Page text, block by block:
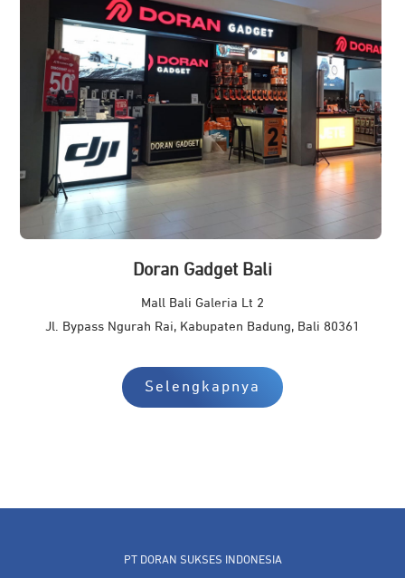
Doran Gadget Bali
Mall Bali Galeria Lt 2
Jl. Bypass Ngurah Rai, Kabupaten Badung, Bali 80361
Selengkapnya
PT DORAN SUKSES INDONESIA